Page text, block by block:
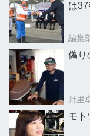
は
編集
野里
モト